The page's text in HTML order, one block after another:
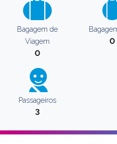
Bagagem de
Viagem
0
0
Passageiros
3